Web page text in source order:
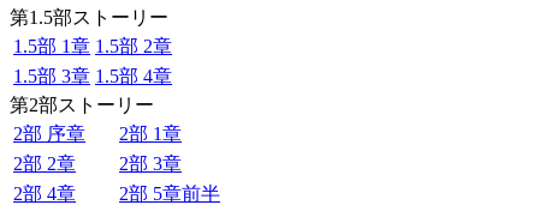
第1.5部ストーリー
1.5部 1章 1.5部 2章
1.5部 3章 1.5部 4章
第2部ストーリー
2部 序章
2部 1章
2部 2章
2部 3章
2部 4章
2部 5章前半